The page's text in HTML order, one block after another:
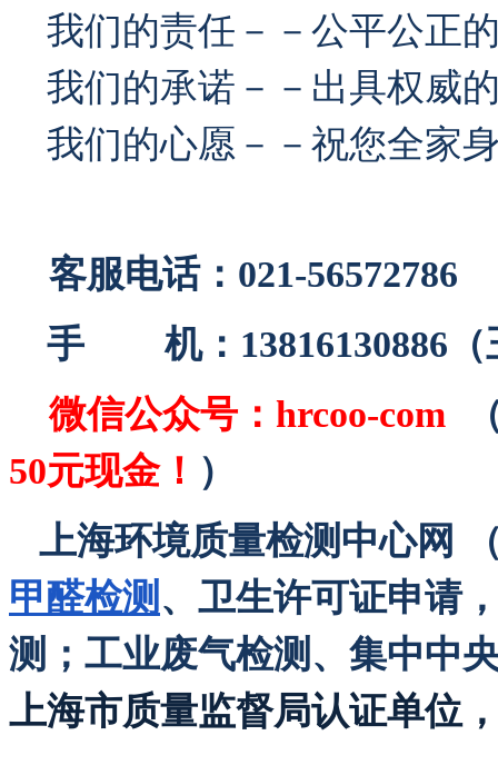
我们的责任－－公平公正
我们的承诺－－出具权威
我们的心愿－－祝您全家
客服电话：021-56572786
手 机：13816130886（
微信公众号： hrcoo-com
50元现金！ ）
上海环境质量检测中心网
甲醛检测 、卫生许可证申请
测；工业废气检测、集中中
上海市质量监督局认证单位